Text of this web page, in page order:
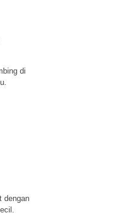
di
dengan